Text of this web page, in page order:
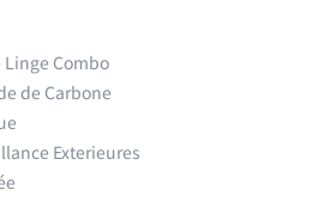
Linge Combo
de Carbone
Exterieures